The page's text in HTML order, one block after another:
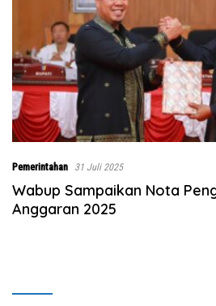
Pemerintahan 31 Juli 2025
Wabup Sampaikan Nota
Anggaran 2025